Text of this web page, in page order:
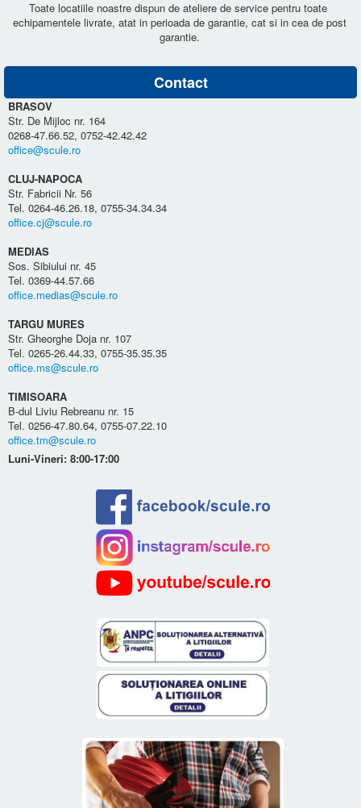
Toate locatiile noastre dispun de ateliere de service pentru toate
echipamentele livrate, atat in perioada de garantie, cat si in cea de post
garantie.
Contact
BRASOV
Str. De Mijloc nr. 164
0268-47.66.52, 0752-42.42.42
office@scule.ro
CLUJ-NAPOCA
Str. Fabricii Nr. 56
Tel. 0264-46.26.18, 0755-34.34.34
office.cj@scule.ro
MEDIAS
Sos. Sibiului nr. 45
Tel. 0369-44.57.66
office.medias@scule.ro
TARGU MURES
Str. Gheorghe Doja nr. 107
Tel. 0265-26.44.33, 0755-35.35.35
office.ms@scule.ro
TIMISOARA
B-dul Liviu Rebreanu nr. 15
Tel. 0256-47.80.64, 0755-07.22.10
office.tm@scule.ro
Luni-Vineri: 8:00-17:00